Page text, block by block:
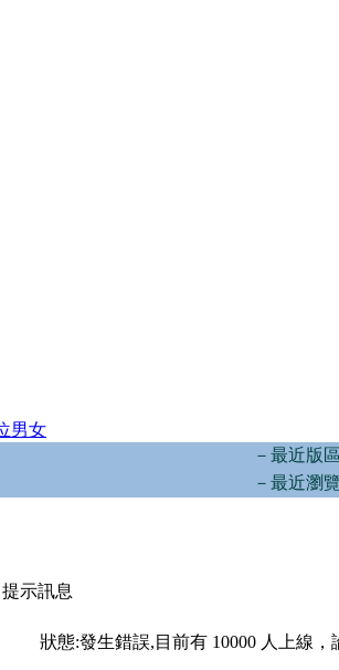
男女
－最近版
－最近瀏
示訊息
狀態:發生錯誤,目前有 10000 人上線